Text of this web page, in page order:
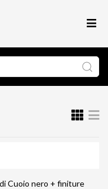
Cuoio nero + finiture